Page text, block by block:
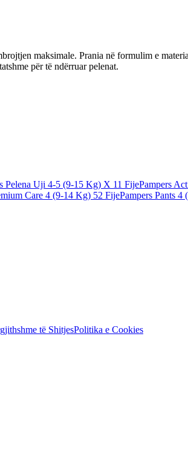
maksimale. Prania në formulim e
për të ndërruar pelenat.
Pelena Uji 4-5 (9-15 Kg) X 11 FijePampers
Care 4 (9-14 Kg) 52 FijePampers Pants
të ShitjesPolitika e Cookies